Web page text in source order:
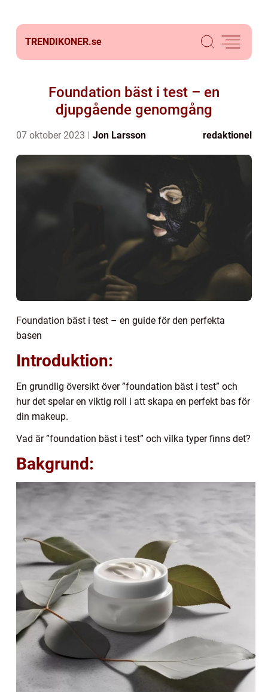
TRENDIKONER.se
Foundation bäst i test – en
djupgående genomgång
07 oktober 2023 Jon Larsson redaktionel
Foundation bäst i test – en guide för den perfekta
basen
Introduktion:
En grundlig översikt över ”foundation bäst i test” och
hur det spelar en viktig roll i att skapa en perfekt bas för
din makeup.
Vad är ”foundation bäst i test” och vilka typer finns det?
Bakgrund: